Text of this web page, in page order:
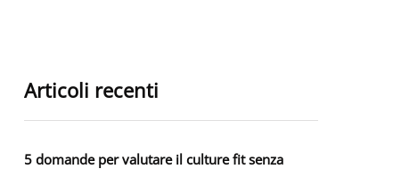
Articoli recenti
5 domande per valutare il culture fit senza